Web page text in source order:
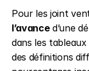
Pour les joint
l’avance d’une
dans les
des définitions